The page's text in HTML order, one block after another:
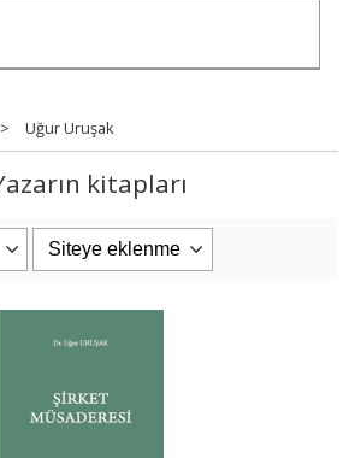
> Uğur Uruşak
kitapları